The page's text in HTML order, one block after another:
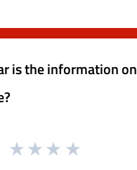
is the information on